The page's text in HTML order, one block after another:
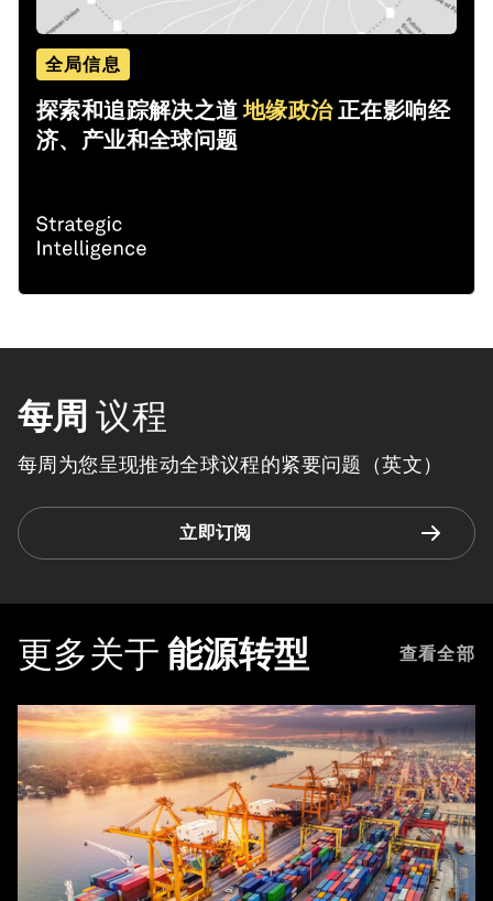
全局信息
探索和追踪解决之道地缘政治正在影响经
济、产业和全球问题
每周 议程
每周为您呈现推动全球议程的紧要问题（英文）
立即订阅
更多关于 能源转型 查看全部